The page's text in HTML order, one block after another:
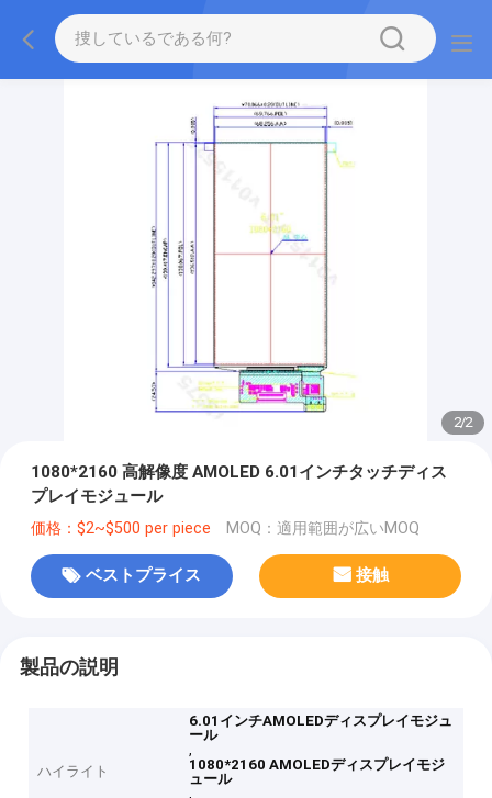
2/2
1080*2160 高解像度 AMOLED 6.01インチタッチディス
プレイモジュール
価格：$2~$500 per piece MOQ：適用範囲が広いMOQ
ベストプライス 接触
製品の説明
ハイライト
6.01インチAMOLEDディスプレイモジュ
ール
,
1080*2160 AMOLEDディスプレイモジ
ュール
,